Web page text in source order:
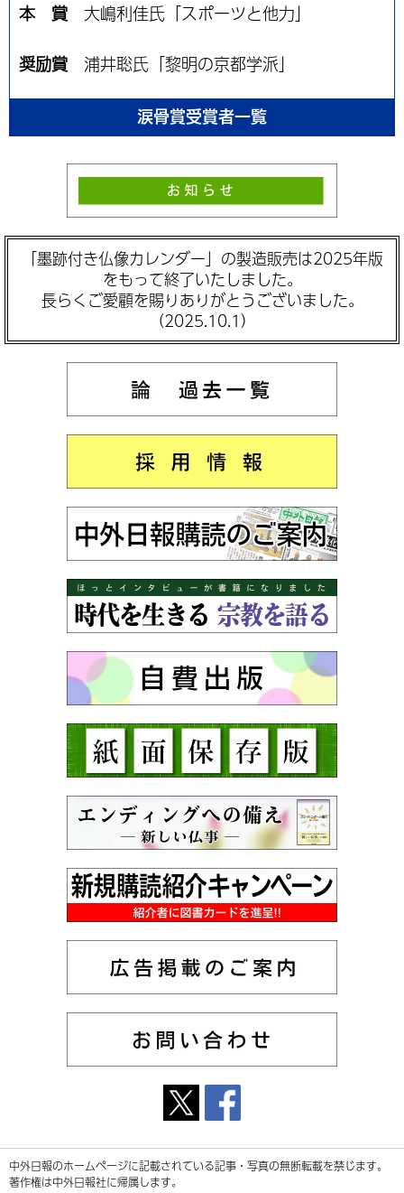
本 賞 大嶋利佳氏「スポーツと他力」
奨励賞 浦井聡氏「黎明の京都学派」
涙骨賞受賞者一覧
「墨跡付き仏像カレンダー」の製造販売は2025年版
をもって終了いたしました。
長らくご愛顧を賜りありがとうございました。
（2025.10.1）
中外日報のホームページに記載されている記事・写真の無断転載を禁じます。
著作権は中外日報社に帰属します。